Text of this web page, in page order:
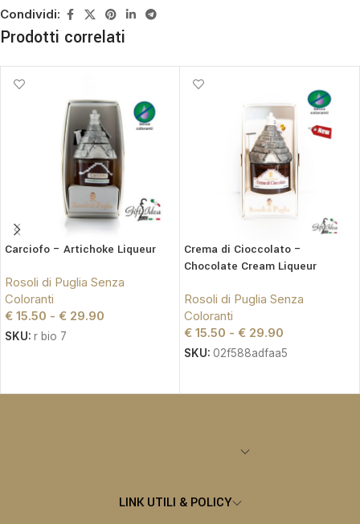
Condividi:
Prodotti correlati
Carciofo – Artichoke Liqueur
Rosoli di Puglia Senza
Coloranti
€ 15.50 - € 29.90
SKU: r bio 7
Crema di Cioccolato –
Chocolate Cream Liqueur
Rosoli di Puglia Senza
Coloranti
€ 15.50 - € 29.90
SKU: 02f588adfaa5
LINK UTILI & POLICY